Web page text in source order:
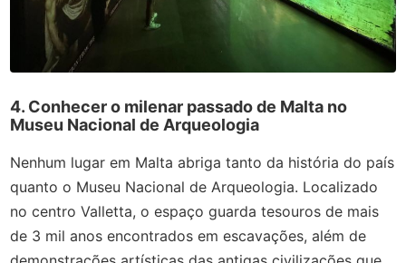
4. Conhecer o milenar passado de Malta no
Museu Nacional de Arqueologia
Nenhum lugar em Malta abriga tanto da história do país
quanto o Museu Nacional de Arqueologia. Localizado
no centro Valletta, o espaço guarda tesouros de mais
de 3 mil anos encontrados em escavações, além de